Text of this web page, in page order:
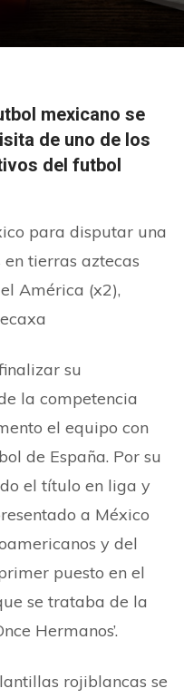
mexicano se
de uno de los
del futbol
para disputar una
tierras aztecas
América (x2),
su
la competencia
el equipo con
de España. Por su
el título en liga y
a México
y del
puesto en el
se trataba de la
Hermanos’.
rojiblancas se